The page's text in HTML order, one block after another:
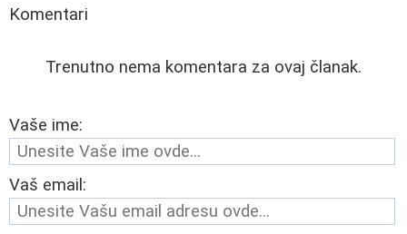
Komentari
Trenutno nema komentara za ovaj članak.
Vaše ime:
Vaš email: